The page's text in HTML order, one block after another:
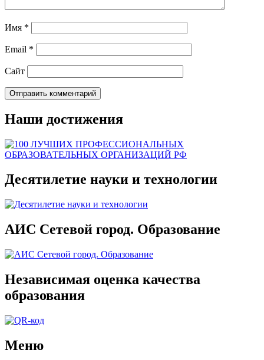
Имя *
Email *
Сайт
Наши достижения
Десятилетие науки и технологии
АИС Сетевой город. Образование
Независимая оценка качества
образования
Меню